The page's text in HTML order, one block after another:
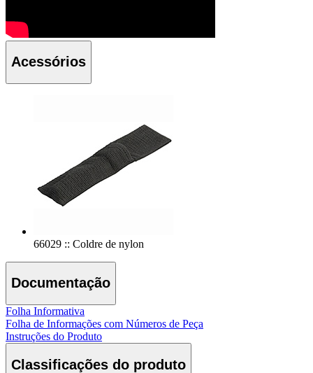
Acessórios
66029 :: Coldre de nylon
Documentação
Folha Informativa
Folha de Informações com Números de Peça
Instruções do Produto
Classificações do produto